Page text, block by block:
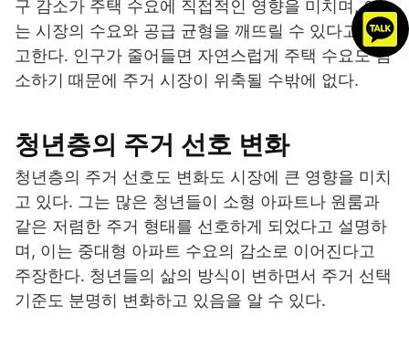
구 감소가 주택 수요에 직접적인 영향을 미치며, 이
는 시장의 수요와 공급 균형을 깨뜨릴 수 있다고 경
고한다. 인구가 줄어들면 자연스럽게 주택 수요도 감
소하기 때문에 주거 시장이 위축될 수밖에 없다.
청년층의 주거 선호 변화
청년층의 주거 선호도 변화도 시장에 큰 영향을 미치
고 있다. 그는 많은 청년들이 소형 아파트나 원룸과
같은 저렴한 주거 형태를 선호하게 되었다고 설명하
며, 이는 중대형 아파트 수요의 감소로 이어진다고
주장한다. 청년들의 삶의 방식이 변하면서 주거 선택
기준도 분명히 변화하고 있음을 알 수 있다.